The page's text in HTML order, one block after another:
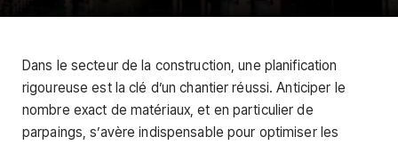
Dans le secteur de la construction, une planification
rigoureuse est la clé d’un chantier réussi. Anticiper le
nombre exact de matériaux, et en particulier de
parpaings, s’avère indispensable pour optimiser les